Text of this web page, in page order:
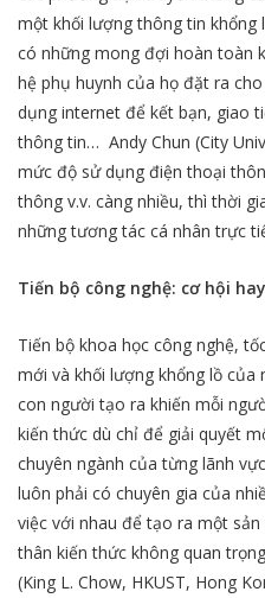
một khối lượng thông tin
có những mong đợi hoàn toàn
hệ phụ huynh của họ đặt ra
dụng internet để kết bạn, giao
thông tin… Andy Chun (City
mức độ sử dụng điện thoại
thông v.v. càng nhiều, thì thời
những tương tác cá nhân trực
Tiến bộ công nghệ: cơ hội
Tiến bộ khoa học công nghệ,
mới và khối lượng khổng lồ
con người tạo ra khiến mỗi
kiến thức dù chỉ để giải quyết
chuyên ngành của từng lãnh
luôn phải có chuyên gia của
việc với nhau để tạo ra một
thân kiến thức không quan
(King L. Chow, HKUST, Hong